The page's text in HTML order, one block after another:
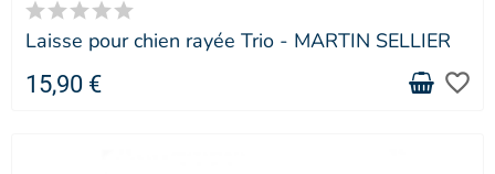
Laisse pour chien rayée Trio - MARTIN SELLIER
15,90 € favorite_border